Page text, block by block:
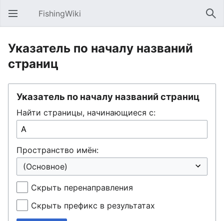
Открыть главное меню FishingWiki
Указатель по началу названий
страниц
Указатель по началу названий страниц
Найти страницы, начинающиеся с:
Пространство имён:
Скрыть перенаправления
Скрыть префикс в результатах